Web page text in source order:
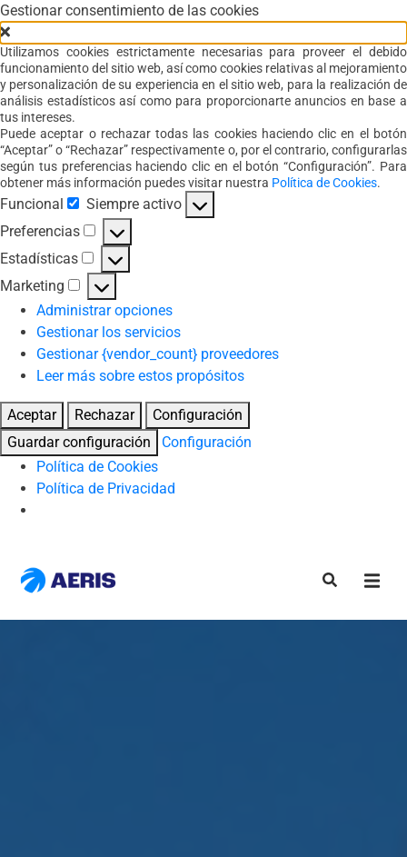
Gestionar consentimiento de las cookies
Utilizamos cookies estrictamente necesarias para proveer el debido
funcionamiento del sitio web, así como cookies relativas al mejoramiento
y personalización de su experiencia en el sitio web, para la realización de
análisis estadísticos así como para proporcionarte anuncios en base a
tus intereses.
Puede aceptar o rechazar todas las cookies haciendo clic en el botón
“Aceptar” o “Rechazar” respectivamente o, por el contrario, configurarlas
según tus preferencias haciendo clic en el botón “Configuración”. Para
obtener más información puedes visitar nuestra Política de Cookies.
Funcional Funcional
Siempre activo
Preferencias
Preferencias
Estadísticas
Estadísticas
Marketing
Marketing
Administrar opciones
Gestionar los servicios
Gestionar {vendor_count} proveedores
Leer más sobre estos propósitos
Aceptar Rechazar
Configuración
Guardar configuración
Configuración
Política de Cookies
Política de Privacidad
content